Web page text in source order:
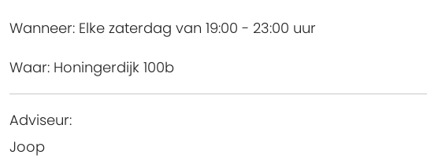
Wanneer: Elke zaterdag van 19:00 - 23:00 uur
Waar: Honingerdijk 100b
Adviseur:
Joop